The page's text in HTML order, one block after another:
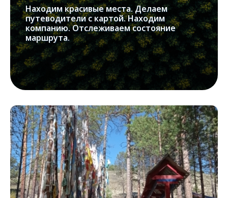
Находим красивые места. Делаем
путеводители с картой. Находим
компанию. Отслеживаем состояние
маршрута.